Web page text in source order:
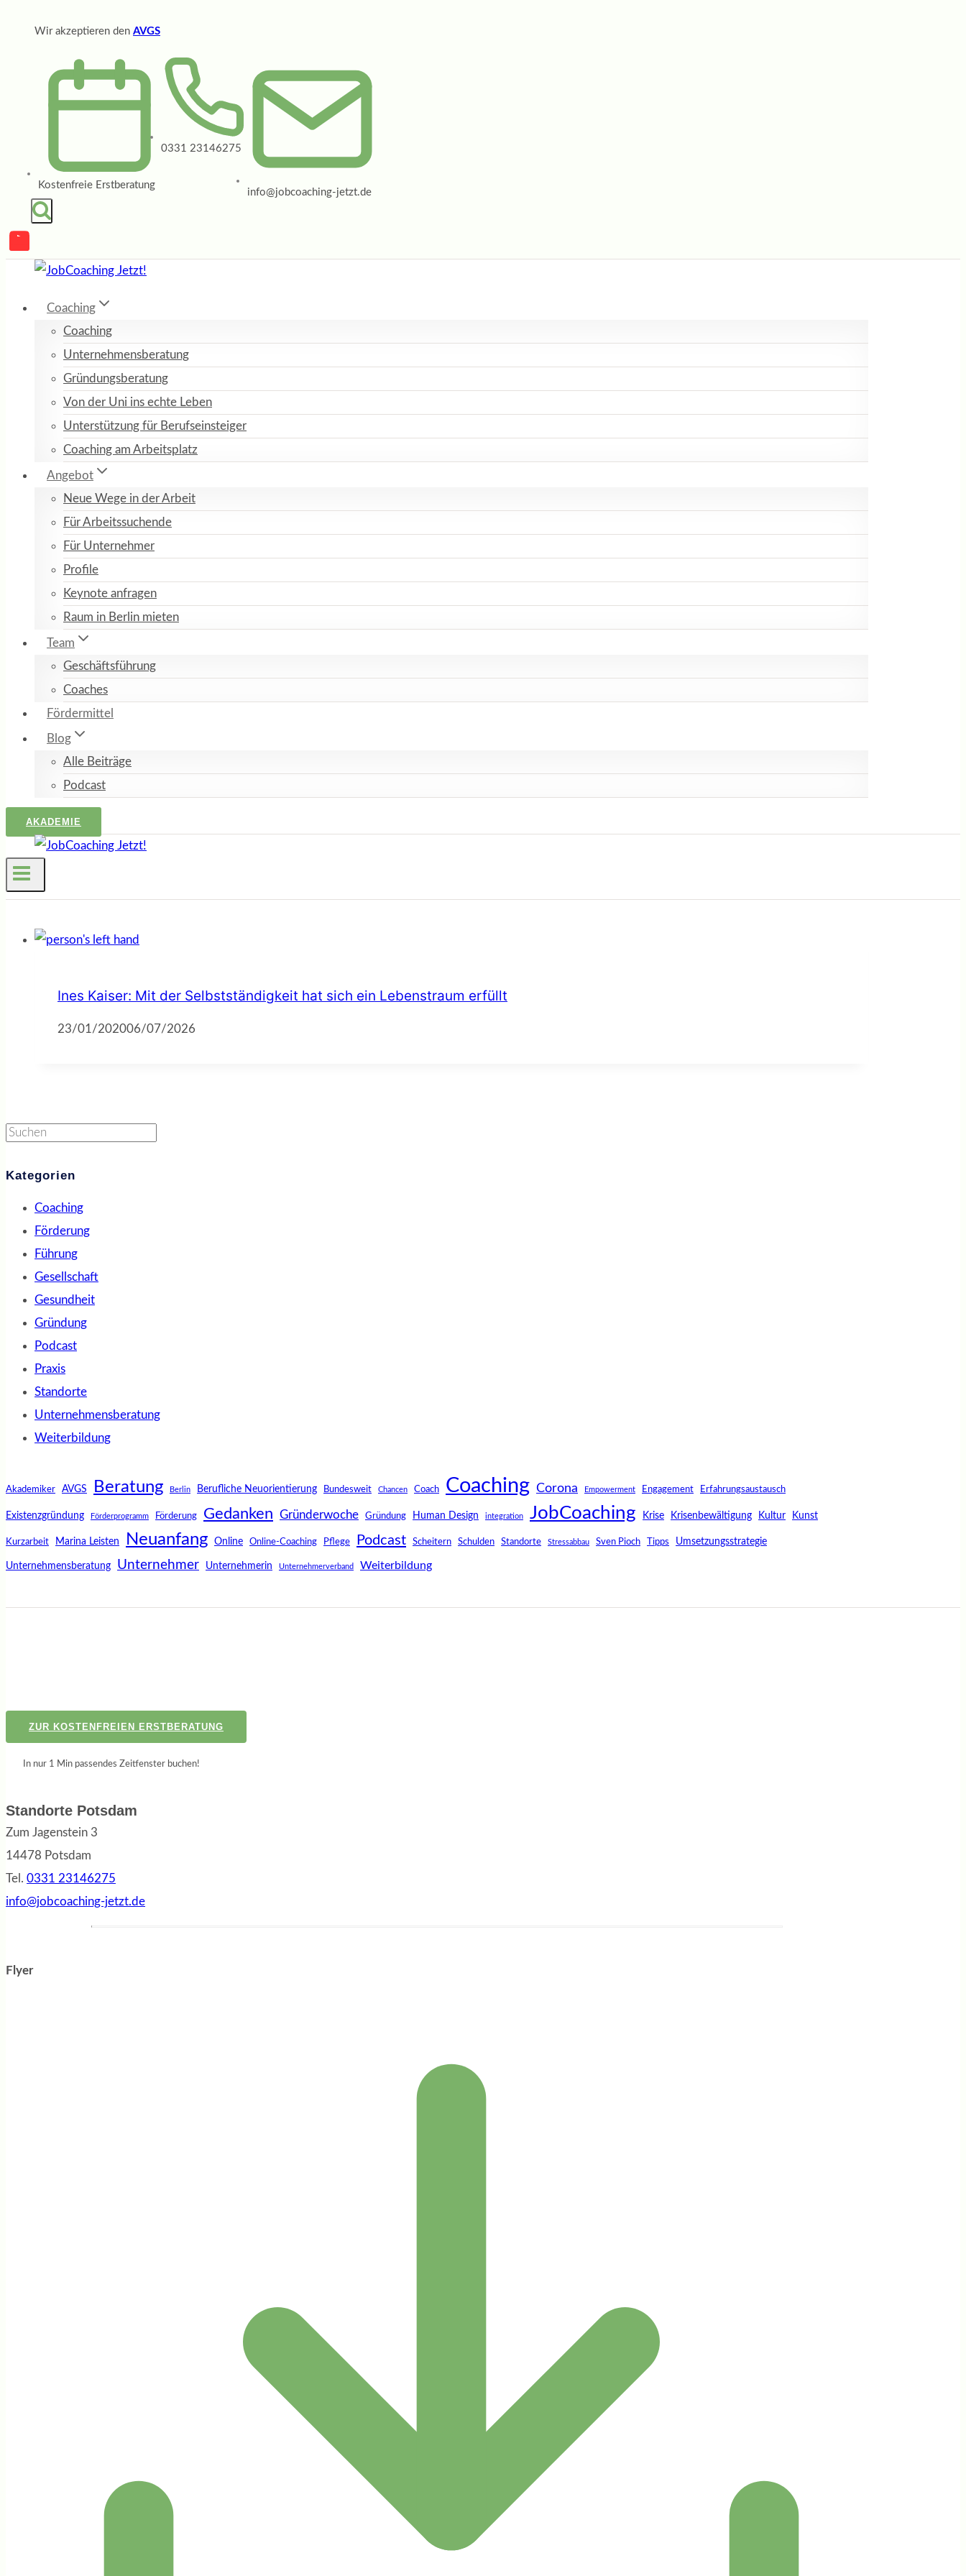
Wir akzeptieren den AVGS
Kostenfreie Erstberatung
0331 23146275
info@jobcoaching-jetzt.de
Coaching
Coaching
Unternehmensberatung
Gründungsberatung
Von der Uni ins echte Leben
Unterstützung für Berufseinsteiger
Coaching am Arbeitsplatz
Angebot
Neue Wege in der Arbeit
Für Arbeitssuchende
Für Unternehmer
Profile
Keynote anfragen
Raum in Berlin mieten
Team
Geschäftsführung
Coaches
Fördermittel
Blog
Alle Beiträge
Podcast
AKADEMIE
Ines Kaiser: Mit der Selbstständigkeit hat sich ein Lebenstraum erfüllt
23/01/202006/07/2026
Suchen
Kategorien
Coaching
Förderung
Führung
Gesellschaft
Gesundheit
Gründung
Podcast
Praxis
Standorte
Unternehmensberatung
Weiterbildung
Akademiker AVGS Beratung Berlin Berufliche Neuorientierung Bundesweit Chancen Coach Coaching Corona Empowerment Engagement Erfahrungsaustausch
Existenzgründung Förderprogramm Förderung Gedanken Gründerwoche Gründung Human Design integration JobCoaching Krise Krisenbewältigung Kultur Kunst
Kurzarbeit Marina Leisten Neuanfang Online Online-Coaching Pflege Podcast Scheitern Schulden Standorte Stressabbau Sven Pioch Tipps Umsetzungsstrategie
Unternehmensberatung Unternehmer Unternehmerin Unternehmerverband Weiterbildung
ZUR KOSTENFREIEN ERSTBERATUNG
In nur 1 Min passendes Zeitfenster buchen!
Standorte Potsdam
Zum Jagenstein 3
14478 Potsdam
Tel. 0331 23146275
info@jobcoaching-jetzt.de
Flyer